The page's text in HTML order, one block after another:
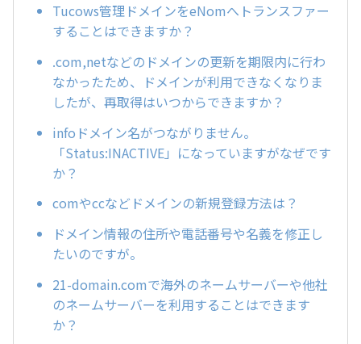
Tucows管理ドメインをeNomへトランスファー
することはできますか？
.com,netなどのドメインの更新を期限内に行わ
なかったため、ドメインが利用できなくなりま
したが、再取得はいつからできますか？
infoドメイン名がつながりません。
「Status:INACTIVE」になっていますがなぜです
か？
comやccなどドメインの新規登録方法は？
ドメイン情報の住所や電話番号や名義を修正し
たいのですが。
21-domain.comで海外のネームサーバーや他社
のネームサーバーを利用することはできます
か？